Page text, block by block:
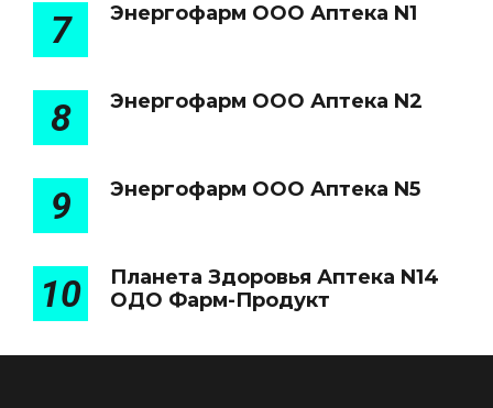
7 Энергофарм ООО Аптека N1
8 Энергофарм ООО Аптека N2
9 Энергофарм ООО Аптека N5
10
Планета Здоровья Аптека N14
ОДО Фарм-Продукт